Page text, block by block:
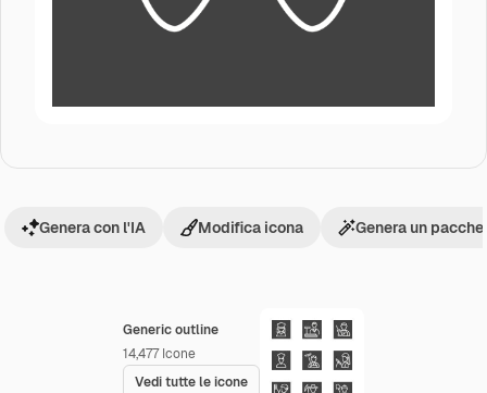
Generic outline
14,477 Icone
Vedi tutte le icone
Genera con l'IA Modifica icona Genera un